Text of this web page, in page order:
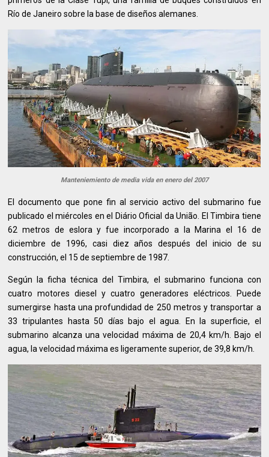
Río de Janeiro sobre la base de diseños alemanes.
Manteniemiento de media vida en enero del 2007
El documento que pone fin al servicio activo del submarino fue
publicado el miércoles en el Diário Oficial da União. El Timbira tiene
62 metros de eslora y fue incorporado a la Marina el 16 de
diciembre de 1996, casi diez años después del inicio de su
construcción, el 15 de septiembre de 1987.
Según la ficha técnica del Timbira, el submarino funciona con
cuatro motores diesel y cuatro generadores eléctricos. Puede
sumergirse hasta una profundidad de 250 metros y transportar a
33 tripulantes hasta 50 días bajo el agua. En la superficie, el
submarino alcanza una velocidad máxima de 20,4 km/h. Bajo el
agua, la velocidad máxima es ligeramente superior, de 39,8 km/h.